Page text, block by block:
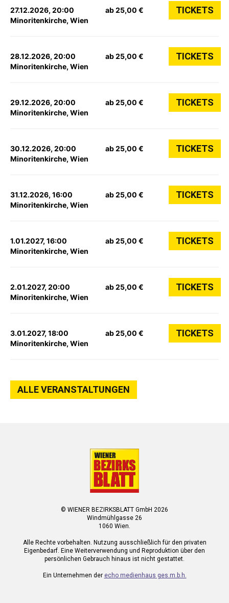
27.12.2026, 20:00
Minoritenkirche, Wien
ab 25,00 € TICKETS
28.12.2026, 20:00
Minoritenkirche, Wien
ab 25,00 € TICKETS
29.12.2026, 20:00
Minoritenkirche, Wien
ab 25,00 € TICKETS
30.12.2026, 20:00
Minoritenkirche, Wien
ab 25,00 € TICKETS
31.12.2026, 16:00
Minoritenkirche, Wien
ab 25,00 € TICKETS
1.01.2027, 16:00
Minoritenkirche, Wien
ab 25,00 € TICKETS
2.01.2027, 20:00
Minoritenkirche, Wien
ab 25,00 € TICKETS
3.01.2027, 18:00
Minoritenkirche, Wien
ab 25,00 € TICKETS
ALLE VERANSTALTUNGEN
© WIENER BEZIRKSBLATT GmbH 2026
Windmühlgasse 26
1060 Wien.
Alle Rechte vorbehalten. Nutzung ausschließlich für den privaten
Eigenbedarf. Eine Weiterverwendung und Reproduktion über den
persönlichen Gebrauch hinaus ist nicht gestattet.
Ein Unternehmen der echo medienhaus ges.m.b.h.